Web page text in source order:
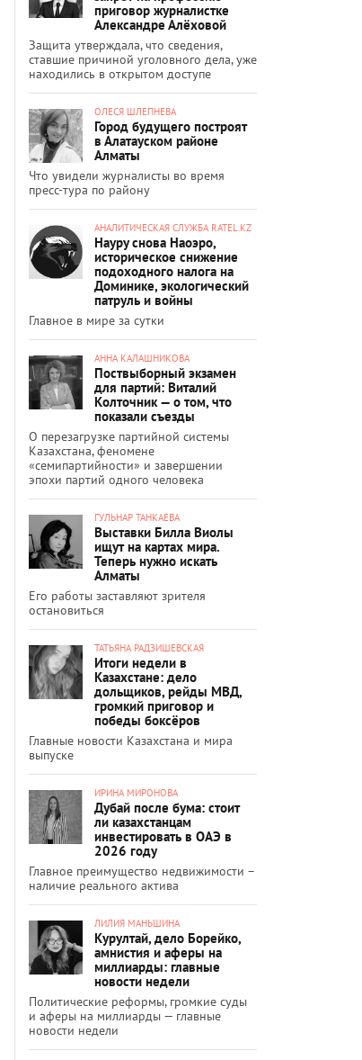
приговор журналистке
Александре Алёховой
Защита утверждала, что сведения,
ставшие причиной уголовного дела, уже
находились в открытом доступе
ОЛЕСЯ ШЛЕПНЕВА
Город будущего построят
в Алатауском районе
Алматы
Что увидели журналисты во время
пресс-тура по району
АНАЛИТИЧЕСКАЯ СЛУЖБА RATEL.KZ
Науру снова Наоэро,
историческое снижение
подоходного налога на
Доминике, экологический
патруль и войны
Главное в мире за сутки
АННА КАЛАШНИКОВА
Поствыборный экзамен
для партий: Виталий
Колточник — о том, что
показали съезды
О перезагрузке партийной системы
Казахстана, феномене
«семипартийности» и завершении
эпохи партий одного человека
ГУЛЬНАР ТАНКАЕВА
Выставки Билла Виолы
ищут на картах мира.
Теперь нужно искать
Алматы
Его работы заставляют зрителя
остановиться
ТАТЬЯНА РАДЗИШЕВСКАЯ
Итоги недели в
Казахстане: дело
дольщиков, рейды МВД,
громкий приговор и
победы боксёров
Главные новости Казахстана и мира
выпуске
ИРИНА МИРОНОВА
Дубай после бума: стоит
ли казахстанцам
инвестировать в ОАЭ в
2026 году
Главное преимущество недвижимости –
наличие реального актива
ЛИЛИЯ МАНЬШИНА
Курултай, дело Борейко,
амнистия и аферы на
миллиарды: главные
новости недели
Политические реформы, громкие суды
и аферы на миллиарды — главные
новости недели